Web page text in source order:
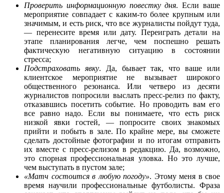
Проверить информационную повестку дня. Если ваше
мероприятие совпадает с каким-то более крупным или
значимым, и есть риск, что все журналисты пойдут туда,
— перенесите время или дату. Переиграть детали на
этапе планирования легче, чем поспешно решать
фактическую негативную ситуацию в состоянии
стресса;
Подстраховать явку. Да, бывает так, что ваше или
клиентское мероприятие не вызывает широкого
общественного резонанса. Или четверо из десяти
журналистов попросили выслать пресс-релиз по факту,
отказавшись посетить событие. Но проводить вам его
все равно надо. Если вы понимаете, что есть риск
низкой явки гостей, — попросите своих знакомых
прийти и побыть в зале. По крайне мере, вы сможете
сделать достойные фотографии и по итогам отправить
их вместе с пресс-релизом в редакцию. Да, возможно,
это спорная профессиональная уловка. Но это лучше,
чем выступать в пустом зале;
«Матч состоится в любую погоду». Этому меня в свое
время научили профессиональные футболисты. Фраза